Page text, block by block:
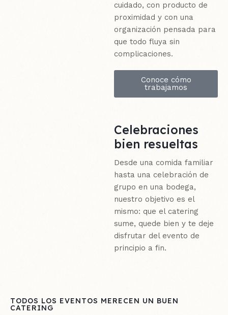
cuidado, con producto de
proximidad y con una
organización pensada para
que todo fluya sin
complicaciones.
Conoce cómo
trabajamos
Celebraciones
bien resueltas
Desde una comida familiar
hasta una celebración de
grupo en una bodega,
nuestro objetivo es el
mismo: que el catering
sume, quede bien y te deje
disfrutar del evento de
principio a fin.
TODOS LOS EVENTOS MERECEN UN BUEN
CATERING